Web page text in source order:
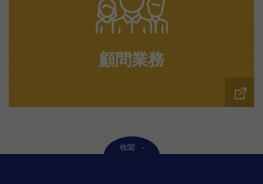
顧問業務
收闔